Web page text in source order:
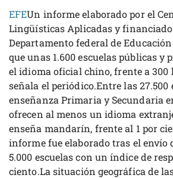
EFEUn informe elaborado por el
Lingüísticas Aplicadas y
Departamento federal de
que unas 1.600 escuelas públicas y
el idioma oficial chino, frente a 300
señala el periódico.Entre las 27.500
enseñanza Primaria y Secundaria
ofrecen al menos un idioma
enseña mandarín, frente al 1 por
informe fue elaborado tras el envío
5.000 escuelas con un índice de
ciento.La situación geográfica de